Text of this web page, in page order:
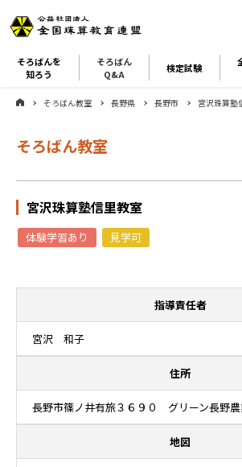
そろばんを
知ろう
そろばん
Q&A
検定試験
そろばん教室 長野県 長野市 宮沢珠算塾
そろばん教室
宮沢珠算塾信里教室
体験学習あり 見学可
指導責任者
宮沢 和子
住所
長野市篠ノ井有旅３６９０ グリーン長野
地図